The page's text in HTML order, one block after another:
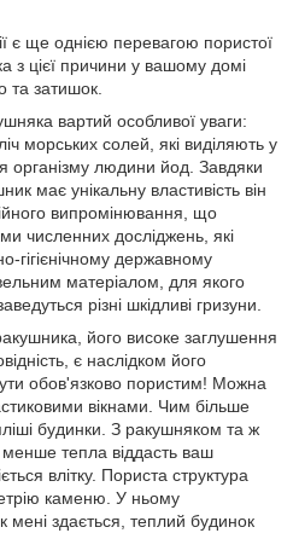
є ще однією перевагою пористої
з цієї причини у вашому домі
та затишок.
вартий особливої уваги:
морських солей, які виділяють у
організму людини йод. Завдяки
має унікальну властивість він
випромінювання, що
численних досліджень, які
гігієнічному державному
матеріалом, для якого
різні шкідливі гризуни.
його високе заглушення
є наслідком його
обов'язково пористим! Можна
вікнами. Чим більше
будинки. З ракушняком та ж
тепла віддасть ваш
влітку. Пориста структура
каменю. У ньому
мені здається, теплий будинок